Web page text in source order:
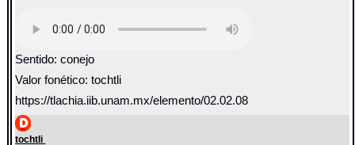
Sentido: conejo
Valor fonético: tochtli
https://tlachia.iib.unam.mx/elemento/02.02.08
tochtli